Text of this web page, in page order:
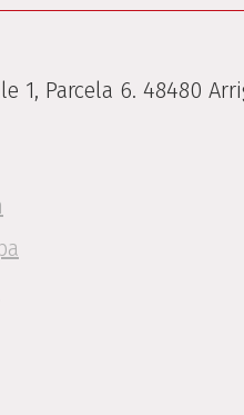
1, Parcela 6. 48480